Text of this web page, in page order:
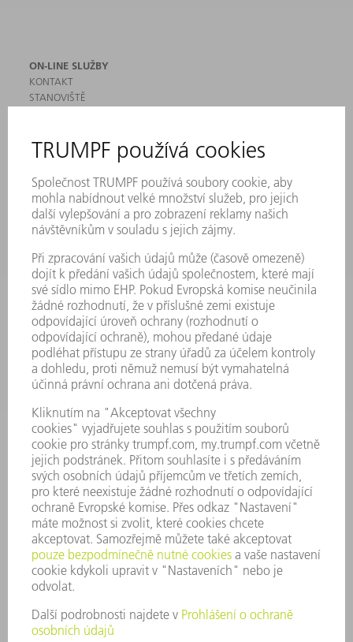
ON-LINE SLUŽBY
KONTAKT
STANOVIŠTĚ
MYTRUMPF
BEZPEČNOSTNÍ LISTY
PRODUKTY
STROJE & SYSTÉMY
LASER
VÝKONOVÁ ELEKTRONIKA
SMART FACTORY
SOFTWARE
SERVIS
POUŽITÍ
ODVĚTVÍ
SPOLEČNOST
KARIÉRA
PRACOVNÍ NABÍDKY
PROFIL PODNIKU
VÝROČNÍ ZPRÁVA
ZÁSADY SPOLEČNOSTI
SHODA
SYSTÉM UPOZORŇOVAČŮ
SECURITY
TISKOVÉ ZPRÁVY
MAGAZÍN
UDRŽITELNOST
ŽIVOTNÍ PROSTŘEDÍ & KLIMA
SOCIÁLNÍ TÉMA & SPOLEČNOST
VEDENÍ FIRMY